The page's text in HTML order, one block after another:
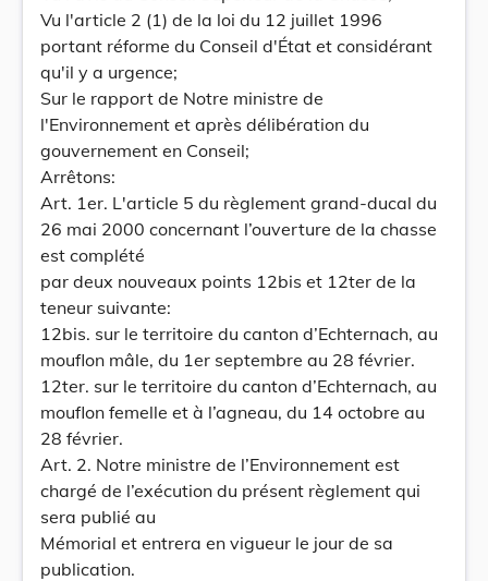
Vu l'article 2 (1) de la loi du 12 juillet 1996
portant réforme du Conseil d'État et considérant
qu'il y a urgence;
Sur le rapport de Notre ministre de
l'Environnement et après délibération du
gouvernement en Conseil;
Arrêtons:
Art. 1er. L'article 5 du règlement grand-ducal du
26 mai 2000 concernant l’ouverture de la chasse
est complété
par deux nouveaux points 12bis et 12ter de la
teneur suivante:
12bis. sur le territoire du canton d’Echternach, au
mouflon mâle, du 1er septembre au 28 février.
12ter. sur le territoire du canton d’Echternach, au
mouflon femelle et à l’agneau, du 14 octobre au
28 février.
Art. 2. Notre ministre de l’Environnement est
chargé de l’exécution du présent règlement qui
sera publié au
Mémorial et entrera en vigueur le jour de sa
publication.